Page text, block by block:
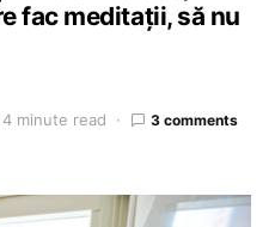
fac meditații, să nu
4 minute read 3 comments